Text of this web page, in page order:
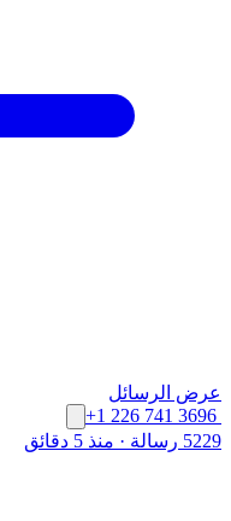
عرض الرسائل
+1 226 741 3696
5229 رسالة
· منذ 5 دقائق